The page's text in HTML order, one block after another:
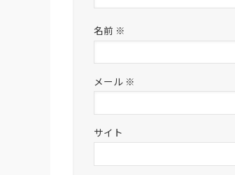
名前 ※
メール ※
サイト